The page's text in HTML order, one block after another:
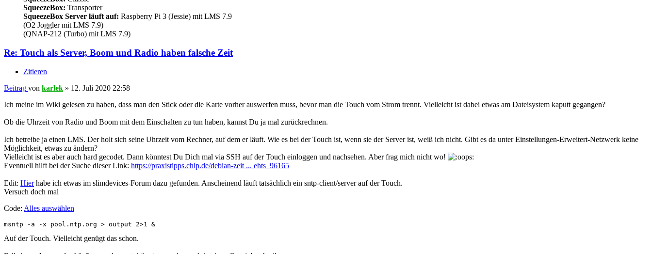
SqueezeBox: Transporter
SqueezeBox Server läuft auf: Raspberry Pi 3 (Jessie) mit LMS 7.9
(O2 Joggler mit LMS 7.9)
(QNAP-212 (Turbo) mit LMS 7.9)
Re: Touch als Server, Boom und Radio haben falsche Zeit
Zitieren
Beitrag von karlek » 12. Juli 2020 22:58
Ich meine im Wiki gelesen zu haben, dass man den Stick oder die Karte vorher auswerfen muss, bevor man die Touch vom Strom trennt. Vielleicht ist dabei etwas am Dateisystem kaputt gegangen?
Ob die Uhrzeit von Radio und Boom mit dem Einschalten zu tun haben, kannst Du ja mal zurückrechnen.
Ich betreibe ja einen LMS. Der holt sich seine Uhrzeit vom Rechner, auf dem er läuft. Wie es bei der Touch ist, wenn sie der Server ist, weiß ich nicht. Gibt es da unter Einstellungen-Erweitert-Netzwerk keine
Möglichkeit, etwas zu ändern?
Vielleicht ist es aber auch hard gecodet. Dann könntest Du Dich mal via SSH auf der Touch einloggen und nachsehen. Aber frag mich nicht wo!
Eventuell hilft bei der Suche dieser Link: https://praxistipps.chip.de/debian-zeit ... ehts_96165
Edit: Hierhabe ich etwas im slimdevices-Forum dazu gefunden. Anscheinend läuft tatsächlich ein sntp-client/server auf der Touch.
Versuch doch mal
Code: Alles auswählen
msntp -a -x pool.ntp.org > output 2>1 &
Auf der Touch. Vielleicht genügt das schon.